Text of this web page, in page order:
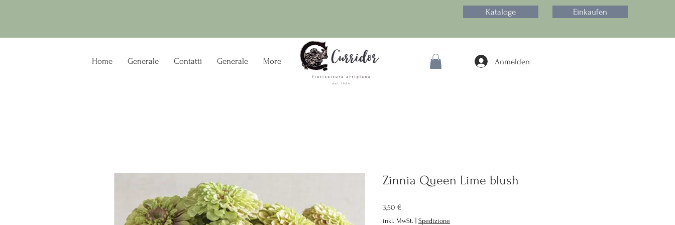
Kataloge Einkaufen
Home Generale Contatti Generale More Anmelden
Zinnia Queen Lime blush
3,50 €
inkl. MwSt. Spedizione